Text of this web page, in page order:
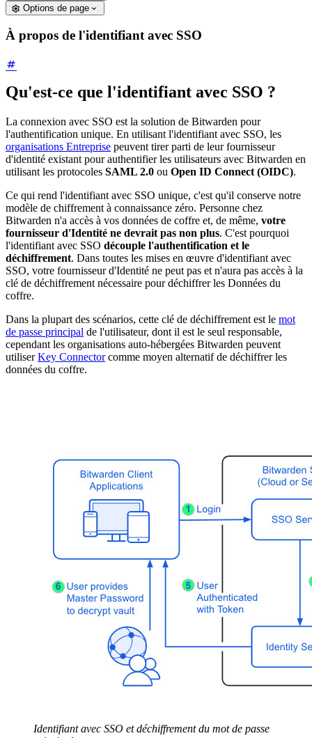
Options de page
À propos de l'identifiant avec SSO
Qu'est-ce que l'identifiant avec SSO ?
La connexion avec SSO est la solution de Bitwarden pour
l'authentification unique. En utilisant l'identifiant avec SSO, les
organisations Entreprise peuvent tirer parti de leur fournisseur
d'identité existant pour authentifier les utilisateurs avec Bitwarden en
utilisant les protocoles SAML 2.0 ou Open ID Connect (OIDC).
Ce qui rend l'identifiant avec SSO unique, c'est qu'il conserve notre
modèle de chiffrement à connaissance zéro. Personne chez
Bitwarden n'a accès à vos données de coffre et, de même, votre
fournisseur d'Identité ne devrait pas non plus. C'est pourquoi
l'identifiant avec SSO découple l'authentification et le
déchiffrement. Dans toutes les mises en œuvre d'identifiant avec
SSO, votre fournisseur d'Identité ne peut pas et n'aura pas accès à la
clé de déchiffrement nécessaire pour déchiffrer les Données du
coffre.
Dans la plupart des scénarios, cette clé de déchiffrement est le mot
de passe principal de l'utilisateur, dont il est le seul responsable,
cependant les organisations auto-hébergées Bitwarden peuvent
utiliserKey Connectorcomme moyen alternatif de déchiffrer les
données du coffre.
Identifiant avec SSO et déchiffrement du mot de passe